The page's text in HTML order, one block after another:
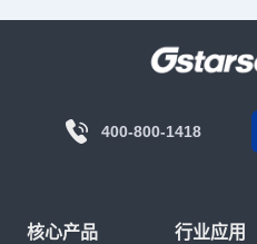
400-800-1418
核心产品 行业应用